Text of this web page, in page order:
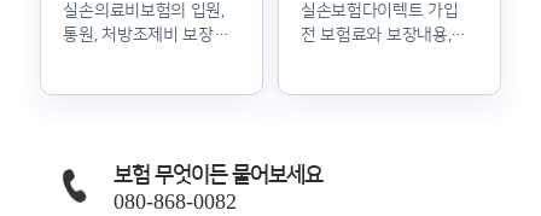
실손의료비보험의 입원,
통원, 처방조제비 보장
실손보험다이렉트 가입
전 보험료와 보장내용,
보험 무엇이든 물어보세요
080-868-0082